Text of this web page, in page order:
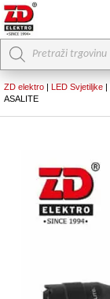
Products
search
ZD elektro | LED Svjetiljke |
ASALITE